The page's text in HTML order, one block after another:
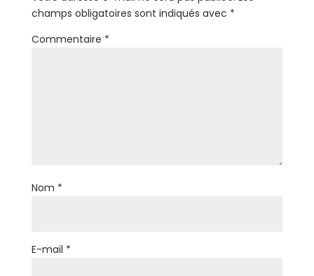
champs obligatoires sont indiqués avec *
Commentaire *
Nom *
E-mail *